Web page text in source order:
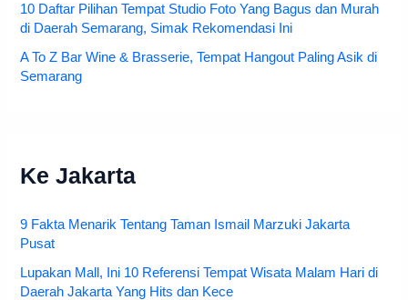
10 Daftar Pilihan Tempat Studio Foto Yang Bagus dan Murah
di Daerah Semarang, Simak Rekomendasi Ini
A To Z Bar Wine & Brasserie, Tempat Hangout Paling Asik di
Semarang
Ke Jakarta
9 Fakta Menarik Tentang Taman Ismail Marzuki Jakarta
Pusat
Lupakan Mall, Ini 10 Referensi Tempat Wisata Malam Hari di
Daerah Jakarta Yang Hits dan Kece